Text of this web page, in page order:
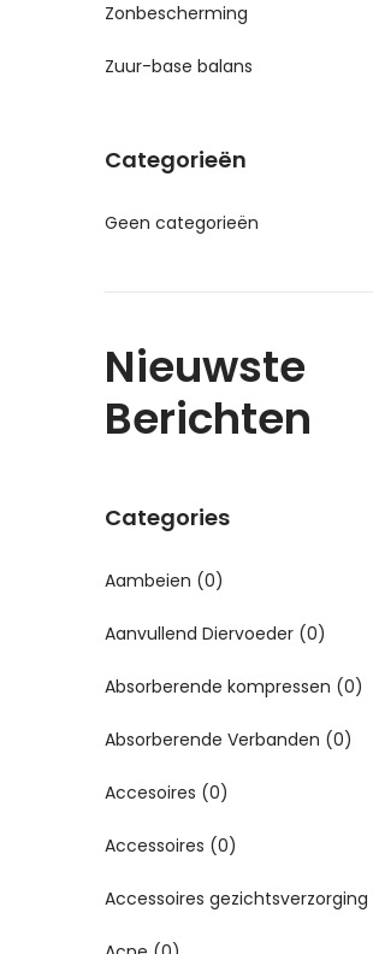
Zonbescherming
Zuur-base balans
Categorieën
Geen categorieën
Nieuwste
Berichten
Categories
Aambeien (0)
Aanvullend Diervoeder (0)
Absorberende kompressen (0)
Absorberende Verbanden (0)
Accesoires (0)
Accessoires (0)
Accessoires gezichtsverzorging